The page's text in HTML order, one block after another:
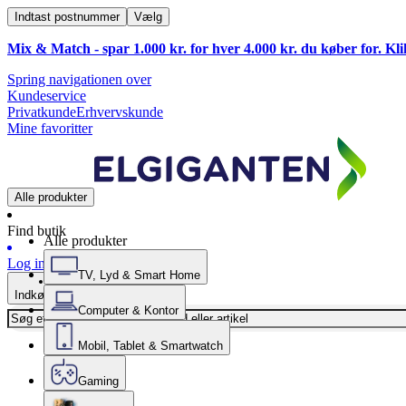
Indtast postnummer Vælg
Mix & Match - spar 1.000 kr. for hver 4.000 kr. du køber for.
Spring navigationen over
Kundeservice
PrivatkundeErhvervskunde
Mine favoritter
Alle produkter
Find butik
Log ind
Indkøbskurv
Alle produkter
TV, Lyd & Smart Home
Computer & Kontor
Mobil, Tablet & Smartwatch
Gaming